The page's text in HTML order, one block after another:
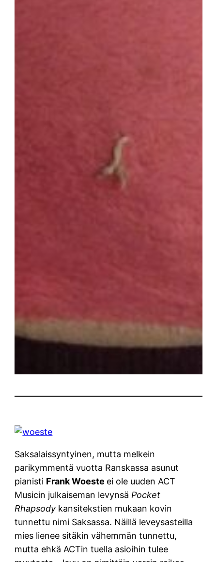
Saksalaissyntyinen, mutta melkein
parikymmentä vuotta Ranskassa asunut
pianisti Frank Woeste ei ole uuden ACT
Musicin julkaiseman levynsä Pocket
Rhapsody kansitekstien mukaan kovin
tunnettu nimi Saksassa. Näillä leveysasteilla
mies lienee sitäkin vähemmän tunnettu,
mutta ehkä ACTin tuella asioihin tulee